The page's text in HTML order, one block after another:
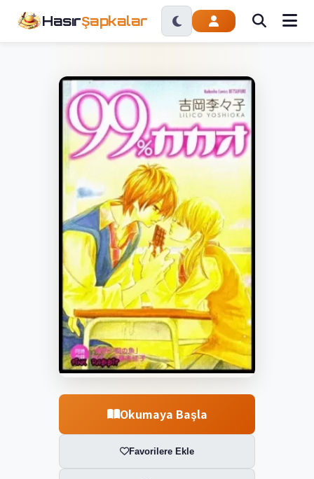
HasırŞapkalar
Okumaya Başla
Favorilere Ekle